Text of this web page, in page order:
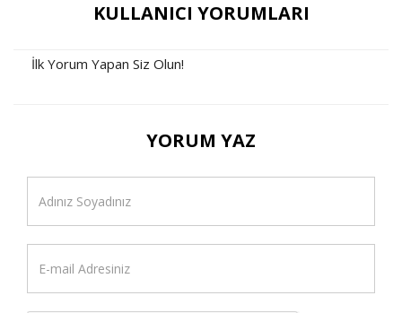
KULLANICI YORUMLARI
İlk Yorum Yapan Siz Olun!
YORUM YAZ